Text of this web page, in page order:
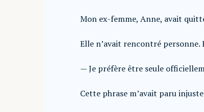
Mon ex-femme, Anne, avait
Elle n’avait rencontré
— Je préfère être seule
Cette phrase m’avait paru